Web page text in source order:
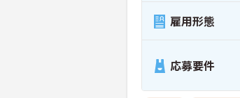
雇用形態
応募要件